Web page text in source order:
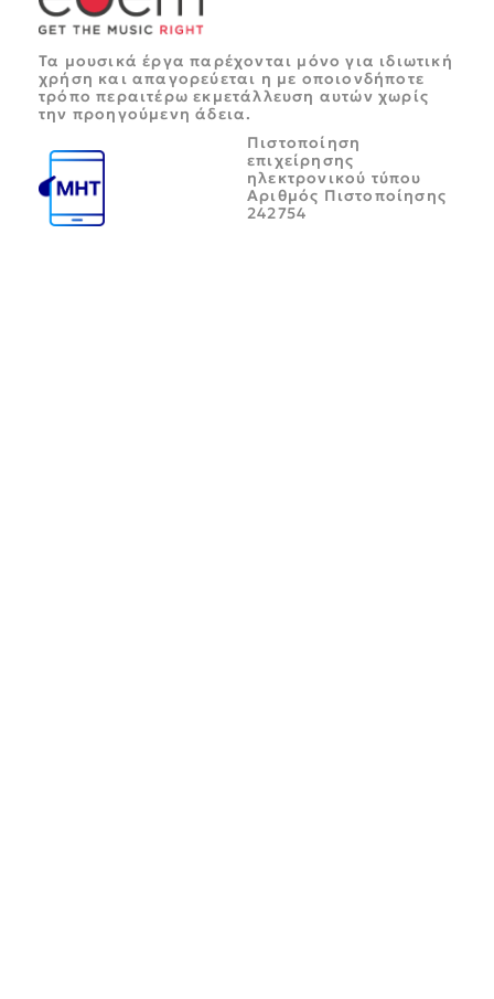
Τα μουσικά έργα παρέχονται μόνο για ιδιωτική
χρήση και απαγορεύεται η με οποιονδήποτε
τρόπο περαιτέρω εκμετάλλευση αυτών χωρίς
την προηγούμενη άδεια.
Πιστοποίηση
επιχείρησης
ηλεκτρονικού τύπου
Αριθμός Πιστοποίησης
242754